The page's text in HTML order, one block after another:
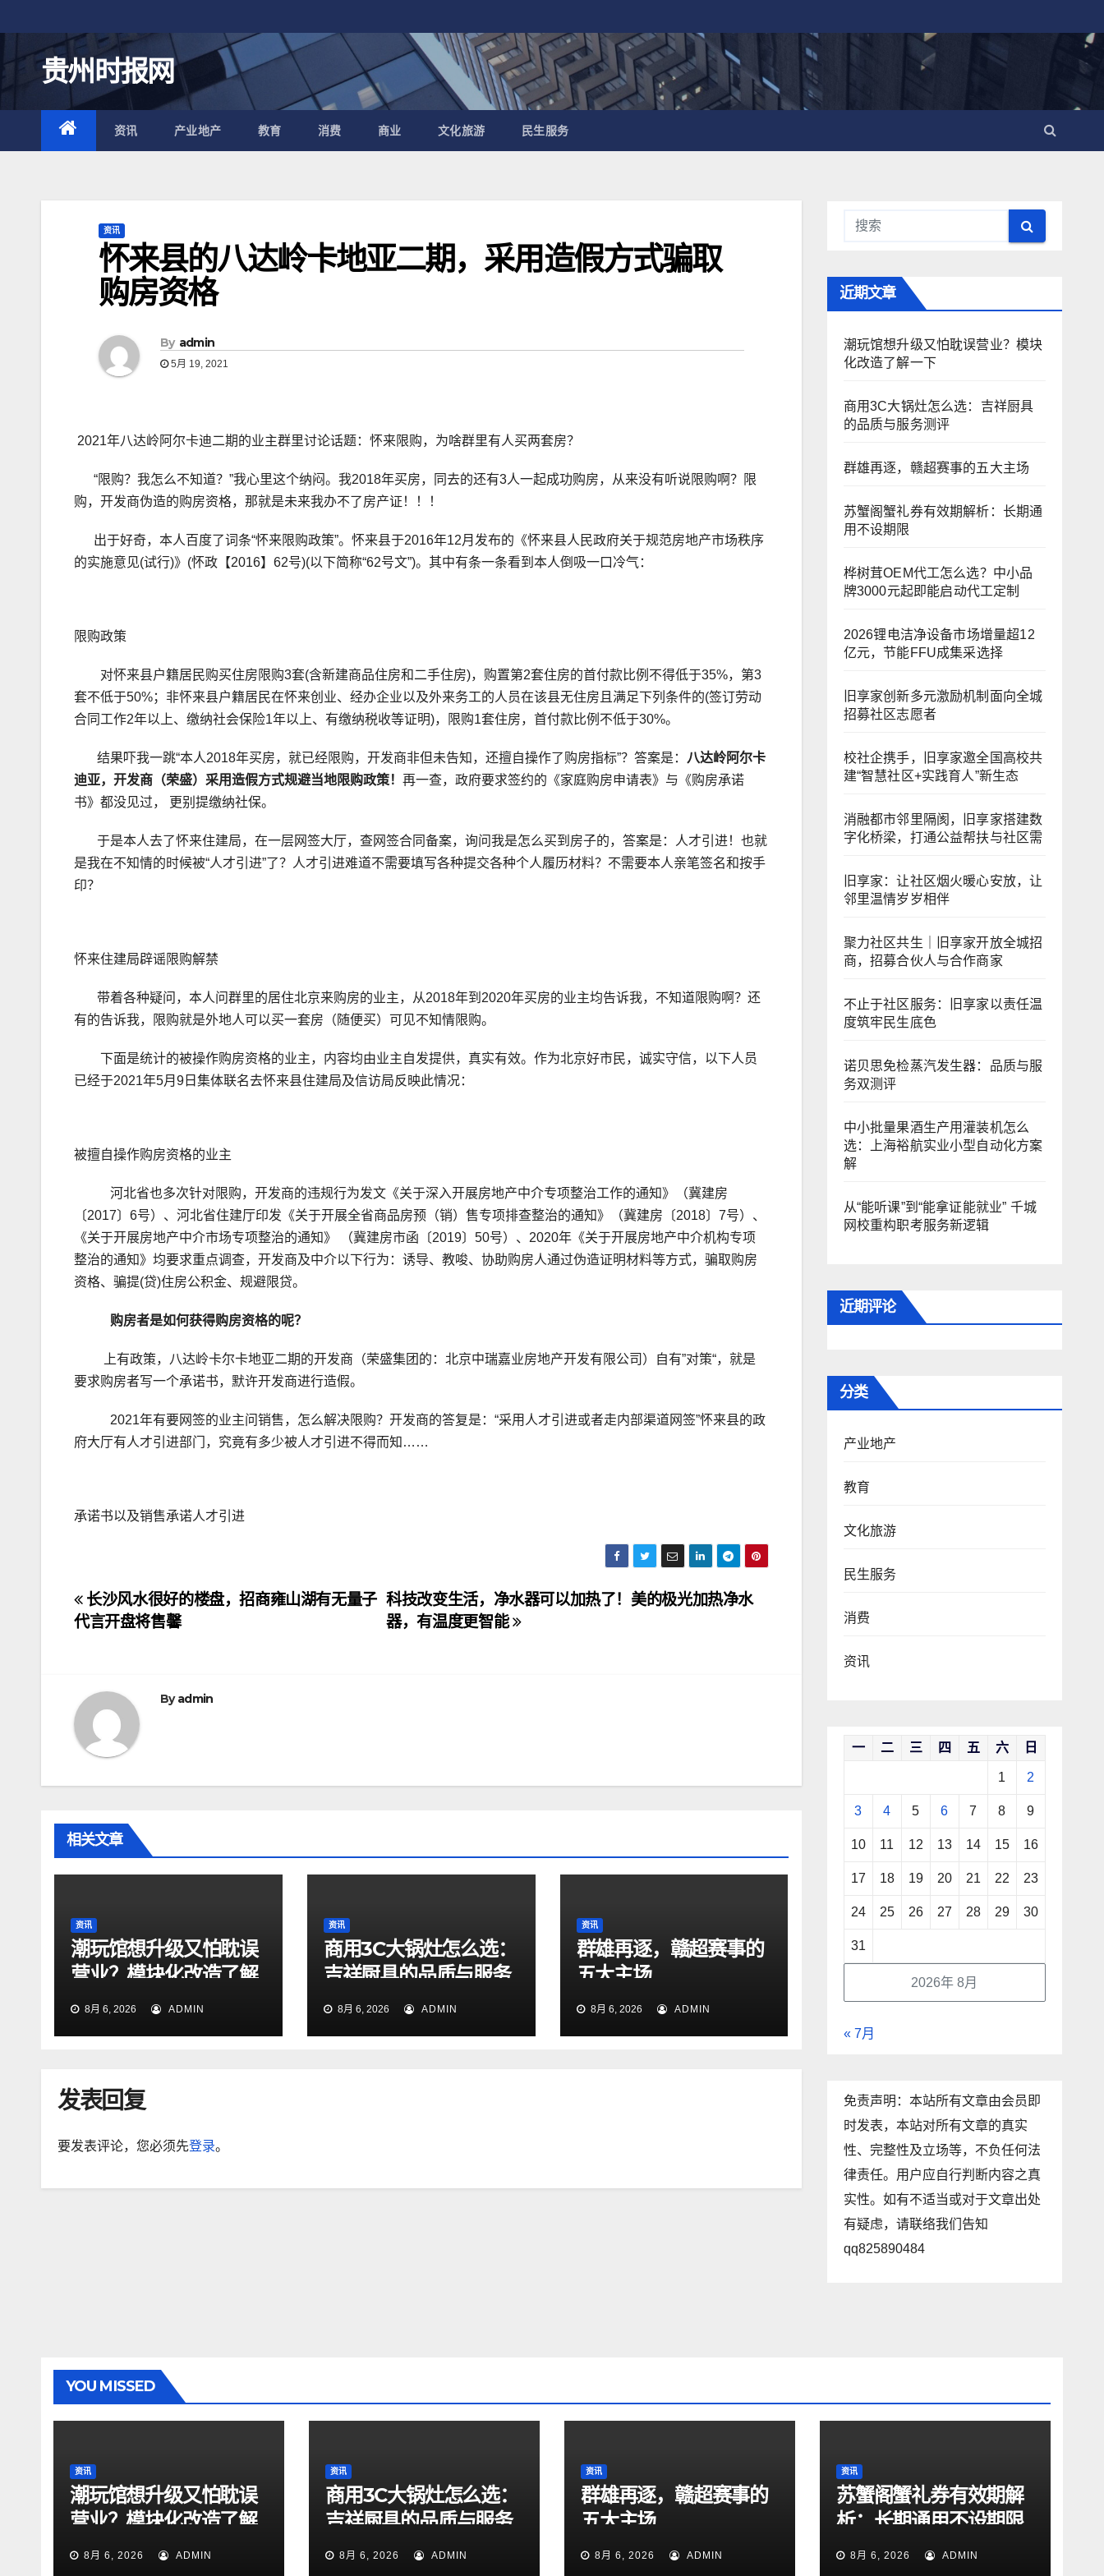
至
内
容
贵州时报网
资讯 产业地产 教育 消费 商业 文化旅游 民生服务
资讯
怀来县的八达岭卡地亚二期，采用造假方式骗取
购房资格
By admin
5月 19, 2021
2021年八达岭阿尔卡迪二期的业主群里讨论话题：怀来限购，为啥群里有人买两套房？
“限购？我怎么不知道？”我心里这个纳闷。我2018年买房，同去的还有3人一起成功购房，从来没有听说限购啊？限
购，开发商伪造的购房资格，那就是未来我办不了房产证！！！
出于好奇，本人百度了词条“怀来限购政策”。怀来县于2016年12月发布的《怀来县人民政府关于规范房地产市场秩序
的实施意见(试行)》(怀政【2016】62号)(以下简称“62号文”)。其中有条一条看到本人倒吸一口冷气：
限购政策
对怀来县户籍居民购买住房限购3套(含新建商品住房和二手住房)，购置第2套住房的首付款比例不得低于35%，第3
套不低于50%；非怀来县户籍居民在怀来创业、经办企业以及外来务工的人员在该县无住房且满足下列条件的(签订劳动
合同工作2年以上、缴纳社会保险1年以上、有缴纳税收等证明)，限购1套住房，首付款比例不低于30%。
结果吓我一跳“本人2018年买房，就已经限购，开发商非但未告知，还擅自操作了购房指标”？答案是： 八达岭阿尔卡
迪亚，开发商（荣盛）采用造假方式规避当地限购政策！ 再一查，政府要求签约的《家庭购房申请表》与《购房承诺
书》都没见过， 更别提缴纳社保。
于是本人去了怀来住建局，在一层网签大厅，查网签合同备案，询问我是怎么买到房子的，答案是：人才引进！也就
是我在不知情的时候被“人才引进”了？人才引进难道不需要填写各种提交各种个人履历材料？不需要本人亲笔签名和按手
印？
怀来住建局辟谣限购解禁
带着各种疑问，本人问群里的居住北京来购房的业主，从2018年到2020年买房的业主均告诉我，不知道限购啊？还
有的告诉我，限购就是外地人可以买一套房（随便买）可见不知情限购。
下面是统计的被操作购房资格的业主，内容均由业主自发提供，真实有效。作为北京好市民，诚实守信，以下人员
已经于2021年5月9日集体联名去怀来县住建局及信访局反映此情况：
被擅自操作购房资格的业主
河北省也多次针对限购，开发商的违规行为发文《关于深入开展房地产中介专项整治工作的通知》（冀建房
〔2017〕6号）、河北省住建厅印发《关于开展全省商品房预（销）售专项排查整治的通知》（冀建房〔2018〕7号）、
《关于开展房地产中介市场专项整治的通知》 （冀建房市函〔2019〕50号）、2020年《关于开展房地产中介机构专项
整治的通知》均要求重点调查，开发商及中介以下行为：诱导、教唆、协助购房人通过伪造证明材料等方式，骗取购房
资格、骗提(贷)住房公积金、规避限贷。
购房者是如何获得购房资格的呢？
上有政策，八达岭卡尔卡地亚二期的开发商（荣盛集团的：北京中瑞嘉业房地产开发有限公司）自有”对策“，就是
要求购房者写一个承诺书，默许开发商进行造假。
2021年有要网签的业主问销售，怎么解决限购？开发商的答复是：“采用人才引进或者走内部渠道网签”怀来县的政
府大厅有人才引进部门，究竟有多少被人才引进不得而知……
承诺书以及销售承诺人才引进
文
章
航
科技改变生活，净水器可以加热了！美的极光加热净水
器，有温度更智能
长沙风水很好的楼盘，招商雍山湖有无量子
代言开盘将售馨
Byadmin
相关文章
资讯
潮玩馆想升级又怕耽误
营业？模块化改造了解
一下
8月 6, 2026 ADMIN
资讯
商用3C大锅灶怎么选：
吉祥厨具的品质与服务
测评
8月 6, 2026 ADMIN
资讯
群雄再逐，赣超赛事的
五大主场
8月 6, 2026 ADMIN
发表回复
要发表评论，您必须先登录。
近期文章
潮玩馆想升级又怕耽误营业？模块
化改造了解一下
商用3C大锅灶怎么选：吉祥厨具
的品质与服务测评
群雄再逐，赣超赛事的五大主场
苏蟹阁蟹礼券有效期解析：长期通
用不设期限
桦树茸OEM代工怎么选？中小品
牌3000元起即能启动代工定制
2026锂电洁净设备市场增量超12
亿元，节能FFU成集采选择
旧享家创新多元激励机制面向全城
招募社区志愿者
校社企携手，旧享家邀全国高校共
建“智慧社区+实践育人”新生态
消融都市邻里隔阂，旧享家搭建数
字化桥梁，打通公益帮扶与社区需
旧享家：让社区烟火暖心安放，让
邻里温情岁岁相伴
聚力社区共生｜旧享家开放全城招
商，招募合伙人与合作商家
不止于社区服务：旧享家以责任温
度筑牢民生底色
诺贝思免检蒸汽发生器：品质与服
务双测评
中小批量果酒生产用灌装机怎么
选：上海裕航实业小型自动化方案
解
从“能听课”到“能拿证能就业” 千城
网校重构职考服务新逻辑
近期评论
分类
产业地产
教育
文化旅游
民生服务
消费
资讯
2026年 8月
一 二 三 四 五 六 日
1 2
3 4 5 6 7 8 9
10 11 12 13 14 15 16
17 18 19 20 21 22 23
24 25 26 27 28 29 30
31
« 7月
免责声明：本站所有文章由会员即
时发表，本站对所有文章的真实
性、完整性及立场等，不负任何法
律责任。用户应自行判断内容之真
实性。如有不适当或对于文章出处
有疑虑，请联络我们告知
qq825890484
YOU MISSED
资讯
潮玩馆想升级又怕耽误
营业？模块化改造了解
一下
8月 6, 2026 ADMIN
资讯
商用3C大锅灶怎么选：
吉祥厨具的品质与服务
测评
8月 6, 2026 ADMIN
资讯
群雄再逐，赣超赛事的
五大主场
8月 6, 2026 ADMIN
资讯
苏蟹阁蟹礼券有效期解
析：长期通用不设期限
8月 6, 2026 ADMIN